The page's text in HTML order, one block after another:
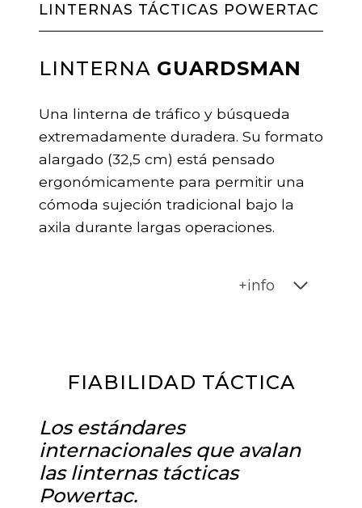
LINTERNAS TÁCTICAS POWERTAC
LINTERNA GUARDSMAN
Una linterna de tráfico y búsqueda
extremadamente duradera. Su formato
alargado (32,5 cm) está pensado
ergonómicamente para permitir una
cómoda sujeción tradicional bajo la
axila durante largas operaciones.
+info
FIABILIDAD TÁCTICA
Los estándares
internacionales que avalan
las linternas tácticas
Powertac.